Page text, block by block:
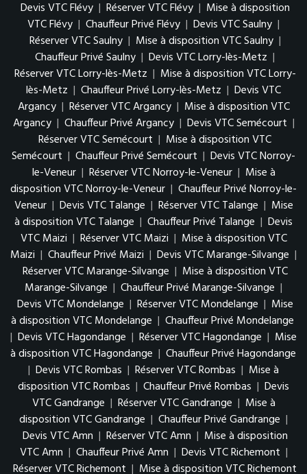
Devis VTC Flévy | Réserver VTC Flévy | Mise à disposition
VTC Flévy | Chauffeur Privé Flévy | Devis VTC Saulny |
Réserver VTC Saulny | Mise à disposition VTC Saulny |
Chauffeur Privé Saulny | Devis VTC Lorry-lès-Metz |
Réserver VTC Lorry-lès-Metz | Mise à disposition VTC Lorry-
lès-Metz | Chauffeur Privé Lorry-lès-Metz | Devis VTC
Argancy | Réserver VTC Argancy | Mise à disposition VTC
Argancy | Chauffeur Privé Argancy | Devis VTC Semécourt |
Réserver VTC Semécourt | Mise à disposition VTC
Semécourt | Chauffeur Privé Semécourt | Devis VTC Norroy-
le-Veneur | Réserver VTC Norroy-le-Veneur | Mise à
disposition VTC Norroy-le-Veneur | Chauffeur Privé Norroy-le-
Veneur | Devis VTC Talange | Réserver VTC Talange | Mise
à disposition VTC Talange | Chauffeur Privé Talange | Devis
VTC Maizi | Réserver VTC Maizi | Mise à disposition VTC
Maizi | Chauffeur Privé Maizi | Devis VTC Marange-Silvange |
Réserver VTC Marange-Silvange | Mise à disposition VTC
Marange-Silvange | Chauffeur Privé Marange-Silvange |
Devis VTC Mondelange | Réserver VTC Mondelange | Mise
à disposition VTC Mondelange | Chauffeur Privé Mondelange
| Devis VTC Hagondange | Réserver VTC Hagondange | Mise
à disposition VTC Hagondange | Chauffeur Privé Hagondange
| Devis VTC Rombas | Réserver VTC Rombas | Mise à
disposition VTC Rombas | Chauffeur Privé Rombas | Devis
VTC Gandrange | Réserver VTC Gandrange | Mise à
disposition VTC Gandrange | Chauffeur Privé Gandrange |
Devis VTC Amn | Réserver VTC Amn | Mise à disposition
VTC Amn | Chauffeur Privé Amn | Devis VTC Richemont |
Réserver VTC Richemont | Mise à disposition VTC Richemont